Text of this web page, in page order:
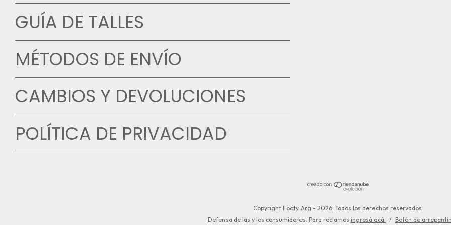
GUÍA DE TALLES
MÉTODOS DE ENVÍO
CAMBIOS Y DEVOLUCIONES
POLÍTICA DE PRIVACIDAD
Copyright Footy Arg - 2026. Todos los derechos reservados.
Defensa de las y los consumidores. Para reclamos ingresá acá. / Botón de